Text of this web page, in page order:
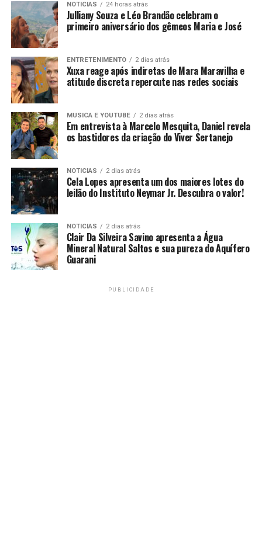
NOTICIAS 24 horas atrás
Julliany Souza e Léo Brandão celebram o
primeiro aniversário dos gêmeos Maria e José
ENTRETENIMENTO 2 dias atrás
Xuxa reage após indiretas de Mara Maravilha e
atitude discreta repercute nas redes sociais
MUSICA E YOUTUBE 2 dias atrás
Em entrevista à Marcelo Mesquita, Daniel revela
os bastidores da criação do Viver Sertanejo
NOTICIAS 2 dias atrás
Cela Lopes apresenta um dos maiores lotes do
leilão do Instituto Neymar Jr. Descubra o valor!
NOTICIAS 2 dias atrás
Clair Da Silveira Savino apresenta a Água
Mineral Natural Saltos e sua pureza do Aquífero
Guarani
PUBLICIDADE